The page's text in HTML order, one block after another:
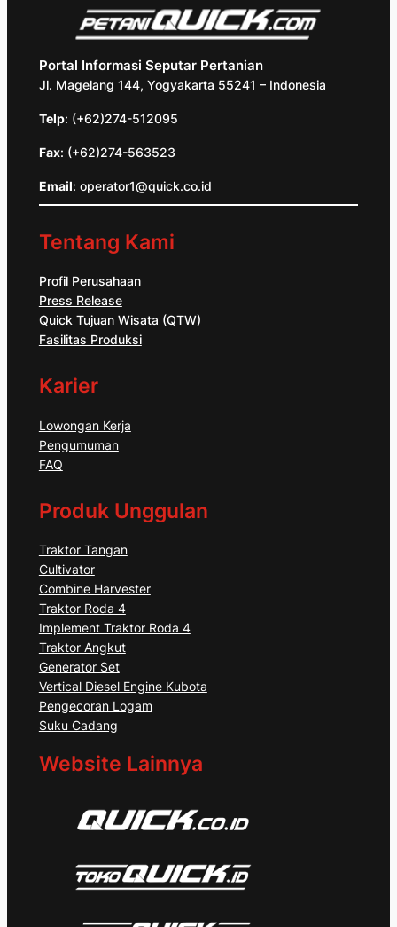
Portal Informasi Seputar Pertanian
Jl. Magelang 144, Yogyakarta 55241 – Indonesia
Telp: (+62)274-512095
Fax: (+62)274-563523
Email: operator1@quick.co.id
Tentang Kami
Profil Perusahaan
Press Release
Quick Tujuan Wisata (QTW)
Fasilitas Produksi
Karier
Lowongan Kerja
Pengumuman
FAQ
Produk Unggulan
Traktor Tangan
Cultivator
Combine Harvester
Traktor Roda 4
Implement Traktor Roda 4
Traktor Angkut
Generator Set
Vertical Diesel Engine Kubota
Pengecoran Logam
Suku Cadang
Website Lainnya